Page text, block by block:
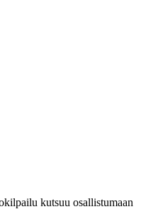
kutsuu osallistumaan